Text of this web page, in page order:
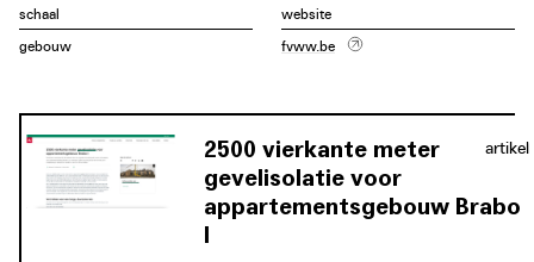
vast te stellen, technische en financiële scenario’s voor te
stellen en een evenwichtig meerjarenplan op te maken.
euro, die de eigenaars uit eigen zak moeten betalen. 88
procent van de eigenaars stemde voor. Degenen die dat
niet deden, moesten bijdragen of hun appartement
verkopen. Het resultaat is een totale renovatie met
concrete voordelen voor de gebruikers op het vlak van
schaal
gebouw
website
fvww.be
artikel
2500 vierkante meter
gevelisolatie voor
appartementsgebouw Brabo
I